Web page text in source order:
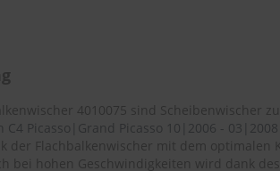
4010075 sind Scheibenwischer
C4 Picasso|Grand Picasso 10|2006 - 03|2008
der Flachbalkenwischer mit dem optimalen
bei hohen Geschwindigkeiten wird dank